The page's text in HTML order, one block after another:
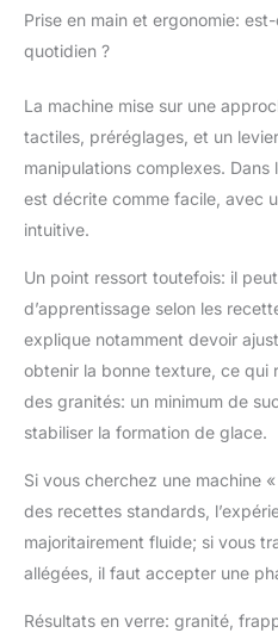
Prise en main et ergonomie:
quotidien ?
La machine mise sur une
tactiles, préréglages, et un
manipulations complexes.
est décrite comme facile, avec
intuitive.
Un point ressort toutefois: il
d’apprentissage selon les
explique notamment devoir
obtenir la bonne texture, ce qui
des granités: un minimum de
stabiliser la formation de glace.
Si vous cherchez une machine
des recettes standards,
majoritairement fluide; si vous
allégées, il faut accepter une
Résultats en verre: granité,